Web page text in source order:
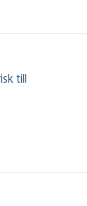
till